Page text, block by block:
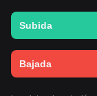
Subida
Bajada